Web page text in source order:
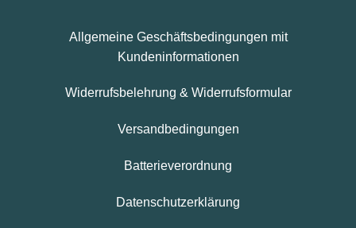
Allgemeine Geschäftsbedingungen mit
Kundeninformationen
Widerrufsbelehrung & Widerrufsformular
Versandbedingungen
Batterieverordnung
Datenschutzerklärung